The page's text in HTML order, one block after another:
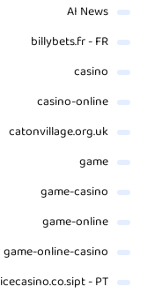
AI News
billybets.fr - FR
casino
casino-online
catonvillage.org.uk
game
game-casino
game-online
game-online-casino
icecasino.co.sipt - PT